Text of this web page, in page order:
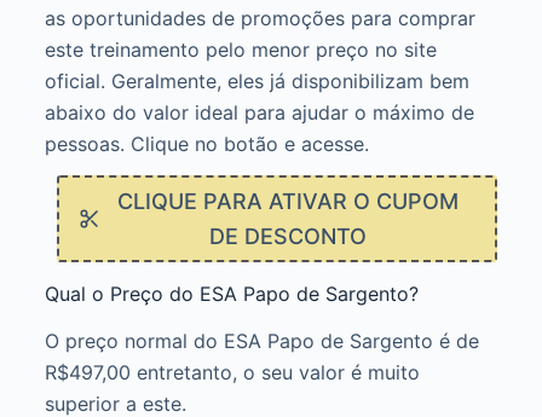
as oportunidades de promoções para comprar
este treinamento pelo menor preço no site
oficial. Geralmente, eles já disponibilizam bem
abaixo do valor ideal para ajudar o máximo de
pessoas. Clique no botão e acesse.
CLIQUE PARA ATIVAR O CUPOM
DE DESCONTO
Qual o Preço do ESA Papo de Sargento?
O preço normal do ESA Papo de Sargento é de
R$497,00 entretanto, o seu valor é muito
superior a este.